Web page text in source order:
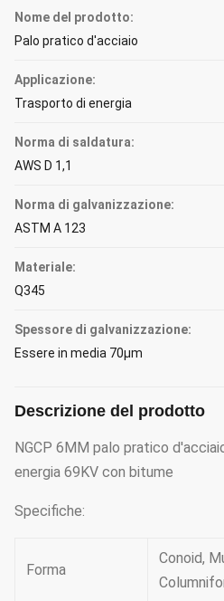
Nome del prodotto:
Palo pratico d'acciaio
Applicazione:
Trasporto di energia
Norma di saldatura:
AWS D 1,1
Norma di galvanizzazione:
ASTM A 123
Materiale:
Q345
Spessore di galvanizzazione:
Essere in media 70μm
Descrizione del prodotto
NGCP 6MM palo pratico
energia 69KV con bitume
Specifiche:
Forma
Conoid,